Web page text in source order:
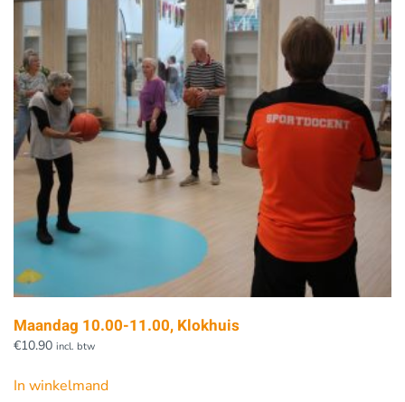
Maandag 10.00-11.00, Klokhuis
€10.90 incl. btw
In winkelmand